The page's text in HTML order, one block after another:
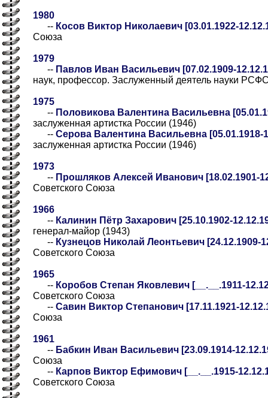
1980
-- Косов Виктор Николаевич [03.01.1922-
Союза
1979
-- Павлов Иван Васильевич [07.02.1909-
наук, профессор. Заслуженный деятель науки
1975
-- Половикова Валентина Васильевна
заслуженная артистка России (1946)
-- Серова Валентина Васильевна [05.01.1918-
заслуженная артистка России (1946)
1973
-- Прошляков Алексей Иванович [18.02.1901-
Советского Союза
1966
-- Калинин Пётр Захарович [25.10.1902-
генерал-майор (1943)
-- Кузнецов Николай Леонтьевич [24.12.1909-
Советского Союза
1965
-- Коробов Степан Яковлевич [__.__.1911-
Советского Союза
-- Савин Виктор Степанович [17.11.1921-
Союза
1961
-- Бабкин Иван Васильевич [23.09.1914-
Союза
-- Карпов Виктор Ефимович [__.__.1915-
Советского Союза